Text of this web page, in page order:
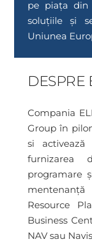
pe piața din
soluțiile și
Uniunea
DESPRE
Compania
Group în
si
furnizarea
programare
Resource
Business
NAV sau